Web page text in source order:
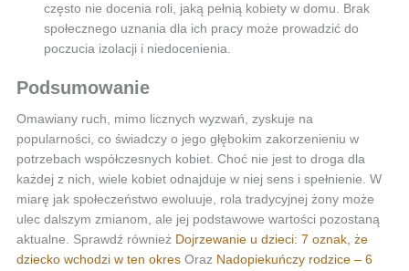
często nie docenia roli, jaką pełnią kobiety w domu. Brak
społecznego uznania dla ich pracy może prowadzić do
poczucia izolacji i niedocenienia.
Podsumowanie
Omawiany ruch, mimo licznych wyzwań, zyskuje na
popularności, co świadczy o jego głębokim zakorzenieniu w
potrzebach współczesnych kobiet. Choć nie jest to droga dla
każdej z nich, wiele kobiet odnajduje w niej sens i spełnienie. W
miarę jak społeczeństwo ewoluuje, rola tradycyjnej żony może
ulec dalszym zmianom, ale jej podstawowe wartości pozostaną
aktualne. Sprawdź również Dojrzewanie u dzieci: 7 oznak, że
dziecko wchodzi w ten okresOraz Nadopiekuńczy rodzice – 6